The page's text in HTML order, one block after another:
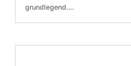
grundlegend....